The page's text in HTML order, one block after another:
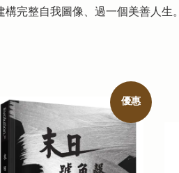
完整自我圖像、過一個美善人生。
優惠